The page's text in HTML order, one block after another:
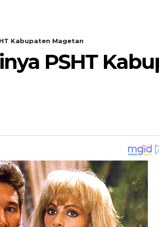
Kabupaten Magetan
PSHT